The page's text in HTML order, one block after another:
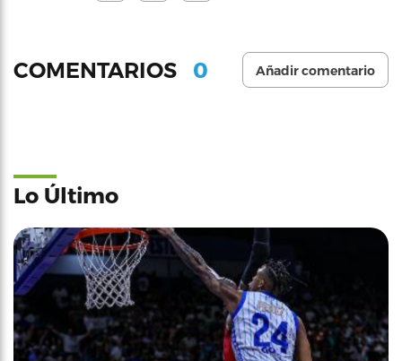
COMENTARIOS 0 Añadir comentario
Lo Último